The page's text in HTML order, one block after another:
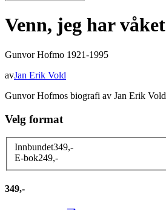
Venn, jeg har våket
Gunvor Hofmo 1921-1995
avJan Erik Vold
Gunvor Hofmos biografi av Jan Erik Vold
Velg format
Innbundet349,-
E-bok249,-
349,-